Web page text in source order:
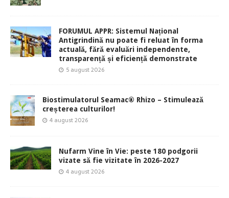
FORUMUL APPR: Sistemul Național
Antigrindină nu poate fi reluat în forma
actuală, fără evaluări independente,
transparență și eficiență demonstrate
5 august 2026
Biostimulatorul Seamac® Rhizo – Stimulează
creșterea culturilor!
4 august 2026
Nufarm Vine în Vie: peste 180 podgorii
vizate să fie vizitate în 2026-2027
4 august 2026